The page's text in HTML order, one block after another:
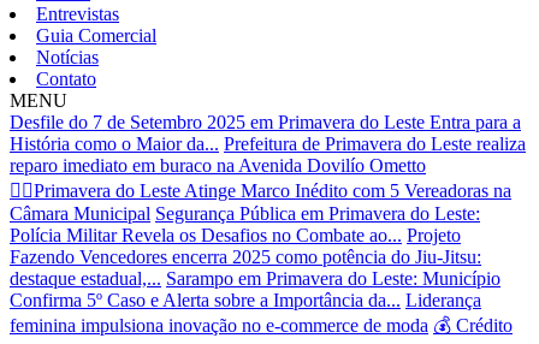
Entrevistas
Guia Comercial
Notícias
Contato
MENU
Desfile do 7 de Setembro 2025 em Primavera do Leste Entra para a
História como o Maior da... Prefeitura de Primavera do Leste realiza
reparo imediato em buraco na Avenida Dovilío Ometto
👩‍⚖️Primavera do Leste Atinge Marco Inédito com 5 Vereadoras na
Câmara Municipal Segurança Pública em Primavera do Leste:
Polícia Militar Revela os Desafios no Combate ao... Projeto
Fazendo Vencedores encerra 2025 como potência do Jiu-Jitsu:
destaque estadual,... Sarampo em Primavera do Leste: Município
Confirma 5º Caso e Alerta sobre a Importância da... Liderança
feminina impulsiona inovação no e-commerce de moda 💰 Crédito